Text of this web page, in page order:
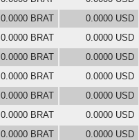
0.0000 BRAT 0.0000 USD
0.0000 BRAT 0.0000 USD
0.0000 BRAT 0.0000 USD
0.0000 BRAT 0.0000 USD
0.0000 BRAT 0.0000 USD
0.0000 BRAT 0.0000 USD
0.0000 BRAT 0.0000 USD